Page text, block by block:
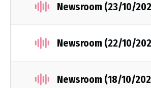
Newsroom (23/10/
Newsroom (22/10/
Newsroom (18/10/